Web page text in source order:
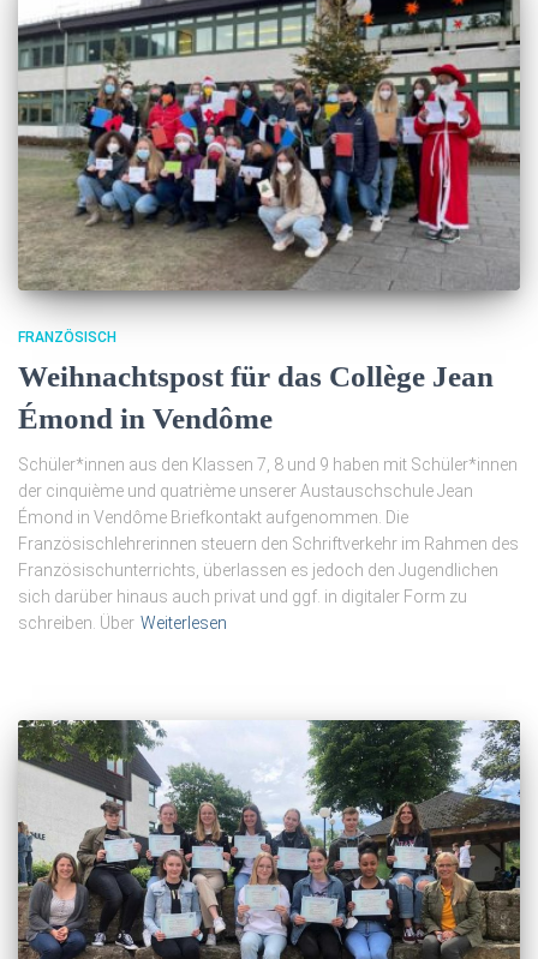
FRANZÖSISCH
Weihnachtspost für das Collège Jean
Émond in Vendôme
Schüler*innen aus den Klassen 7, 8 und 9 haben mit Schüler*innen
der cinquième und quatrième unserer Austauschschule Jean
Émond in Vendôme Briefkontakt aufgenommen. Die
Französischlehrerinnen steuern den Schriftverkehr im Rahmen des
Französischunterrichts, überlassen es jedoch den Jugendlichen
sich darüber hinaus auch privat und ggf. in digitaler Form zu
schreiben. Über Weiterlesen